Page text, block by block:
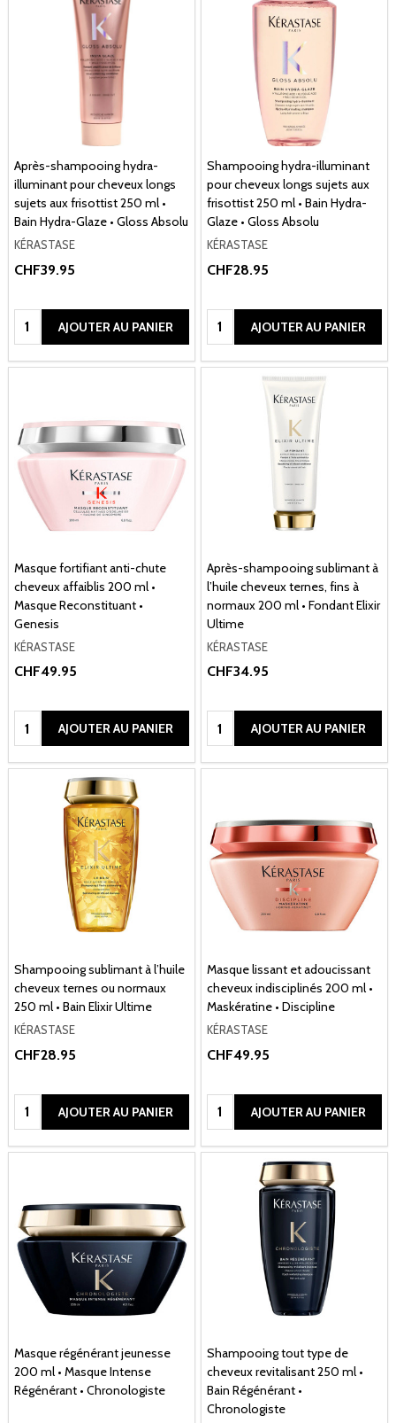
Après-shampooing hydra-
illuminant pour cheveux longs
sujets aux frisottist 250 ml •
Bain Hydra-Glaze • Gloss Absolu
KÉRASTASE
CHF39.95
Quantité:AJOUTER AU PANIER
Shampooing hydra-illuminant
pour cheveux longs sujets aux
frisottist 250 ml • Bain Hydra-
Glaze • Gloss Absolu
KÉRASTASE
CHF28.95
Quantité:AJOUTER AU PANIER
Masque fortifiant anti-chute
cheveux affaiblis 200 ml •
Masque Reconstituant •
Genesis
KÉRASTASE
CHF49.95
Quantité:AJOUTER AU PANIER
Après-shampooing sublimant à
l’huile cheveux ternes, fins à
normaux 200 ml • Fondant Elixir
Ultime
KÉRASTASE
CHF34.95
Quantité:AJOUTER AU PANIER
Shampooing sublimant à l’huile
cheveux ternes ou normaux
250 ml • Bain Elixir Ultime
KÉRASTASE
CHF28.95
Quantité:AJOUTER AU PANIER
Masque lissant et adoucissant
cheveux indisciplinés 200 ml •
Maskératine • Discipline
KÉRASTASE
CHF49.95
Quantité:AJOUTER AU PANIER
Masque régénérant jeunesse
200 ml • Masque Intense
Régénérant • Chronologiste
Shampooing tout type de
cheveux revitalisant 250 ml •
Bain Régénérant •
Chronologiste